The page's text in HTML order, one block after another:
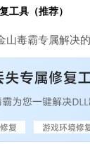
工具（推荐）
山毒霸专属解决